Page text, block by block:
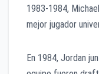
1983-1984,
mejor jugador
En 1984, Jordan